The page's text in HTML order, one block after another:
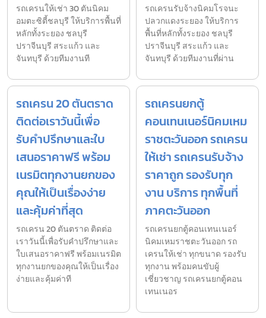
รถเครนให้เช่า 30 ตันนิคม
อมตะซิตี้ชลบุรี ให้บริการพื้นที่
หลักทั้งระยอง ชลบุรี
ปราจีนบุรี สระแก้ว และ
จันทบุรี ด้วยทีมงานที
รถเครนรับจ้างนิคมโรจนะ
ปลวกแดงระยอง ให้บริการ
พื้นที่หลักทั้งระยอง ชลบุรี
ปราจีนบุรี สระแก้ว และ
จันทบุรี ด้วยทีมงานที่ผ่าน
รถเครน 20 ตันตราด
ติดต่อเราวันนี้เพื่อ
รับคำปรึกษาและใบ
เสนอราคาฟรี พร้อม
เนรมิตทุกงานยกของ
คุณให้เป็นเรื่องง่าย
และคุ้มค่าที่สุด
รถเครน 20 ตันตราด ติดต่อ
เราวันนี้เพื่อรับคำปรึกษาและ
ใบเสนอราคาฟรี พร้อมเนรมิต
ทุกงานยกของคุณให้เป็นเรื่อง
ง่ายและคุ้มค่าที
รถเครนยกตู้
คอนเทนเนอร์นิคมเหม
ราชตะวันออก รถเครน
ให้เช่า รถเครนรับจ้าง
ราคาถูก รองรับทุก
งาน บริการ ทุกพื้นที่
ภาคตะวันออก
รถเครนยกตู้คอนเทนเนอร์
นิคมเหมราชตะวันออก รถ
เครนให้เช่า ทุกขนาด รองรับ
ทุกงาน พร้อมคนขับผู้
เชี่ยวชาญ รถเครนยกตู้คอน
เทนเนอร